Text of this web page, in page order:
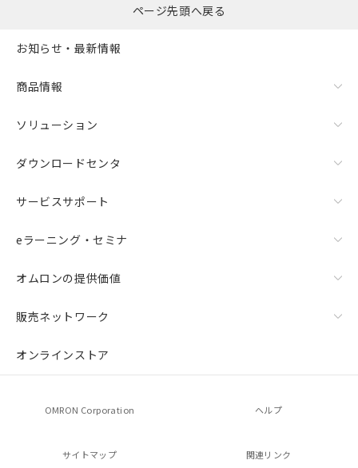
ページ先頭へ戻る
お知らせ・最新情報
商品情報
ソリューション
ダウンロードセンタ
サービスサポート
eラーニング・セミナ
オムロンの提供価値
販売ネットワーク
オンラインストア
OMRON Corporation ヘルプ
サイトマップ 関連リンク